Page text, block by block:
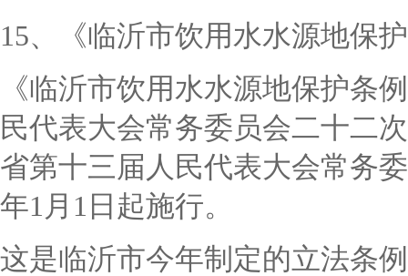
15、《临沂市饮用水水源地保
《临沂市饮用水水源地保护条
民代表大会常务委员会二十二
省第十三届人民代表大会常务
年1月1日起施行。
这是临沂市今年制定的立法条